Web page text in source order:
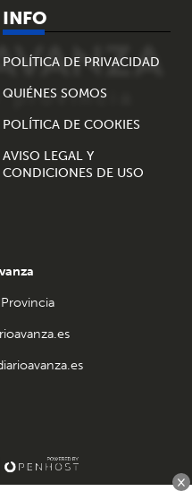
INFO
POLÍTICA DE PRIVACIDAD
QUIÉNES SOMOS
POLÍTICA DE COOKIES
AVISO LEGAL Y
CONDICIONES DE USO
×